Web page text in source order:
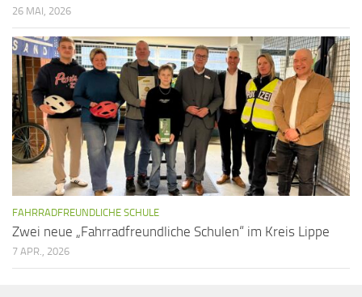
26 MAI, 2026
FAHRRADFREUNDLICHE SCHULE
Zwei neue „Fahrradfreundliche Schulen“ im Kreis Lippe
7 APR., 2026